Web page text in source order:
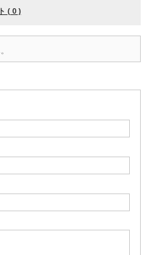
( 0 )